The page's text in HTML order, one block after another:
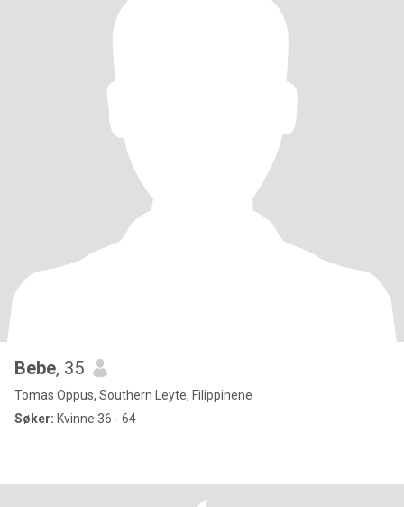
Bebe, 35
Tomas Oppus, Southern Leyte, Filippinene
Søker: Kvinne 36 - 64